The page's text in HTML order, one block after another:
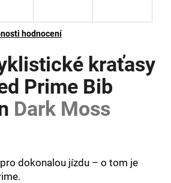
hodnocení
kraťasy
Prime Bib
Dark Moss
dokonalou jízdu – o tom je